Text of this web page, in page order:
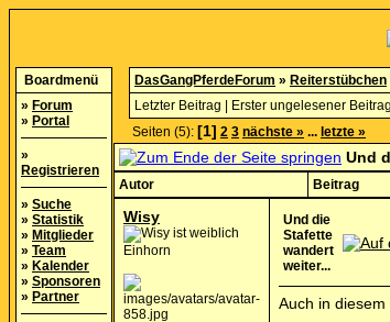
Boardmenü
» Forum
» Portal
»
Registrieren
» Suche
» Statistik
» Mitglieder
» Team
» Kalender
» Sponsoren
» Partner
DasGangPferdeForum » Reiterstübchen
Letzter Beitrag
Erster ungelesener Beitrag
Seiten (5): [1] 2 3 nächste » ... letzte »
Und
Autor Beitrag
Wisy
Einhorn
Und die
Stafette
wandert
weiter...
Auch in